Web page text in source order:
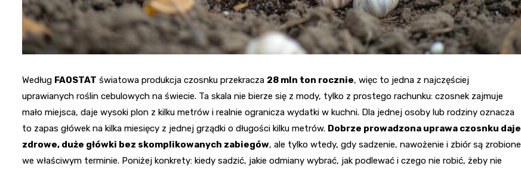
Według FAOSTAT światowa produkcja czosnku przekracza 28 mln ton rocznie, więc to jedna z najczęściej
uprawianych roślin cebulowych na świecie. Ta skala nie bierze się z mody, tylko z prostego rachunku: czosnek zajmuje
mało miejsca, daje wysoki plon z kilku metrów i realnie ogranicza wydatki w kuchni. Dla jednej osoby lub rodziny oznacza
to zapas główek na kilka miesięcy z jednej grządki o długości kilku metrów. Dobrze prowadzona uprawa czosnku daje
zdrowe, duże główki bez skomplikowanych zabiegów, ale tylko wtedy, gdy sadzenie, nawożenie i zbiór są zrobione
we właściwym terminie. Poniżej konkrety: kiedy sadzić, jakie odmiany wybrać, jak podlewać i czego nie robić, żeby nie